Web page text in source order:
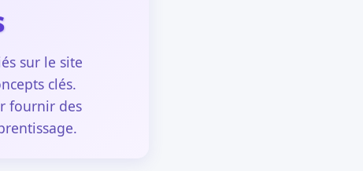
sur le site
clés.
fournir des